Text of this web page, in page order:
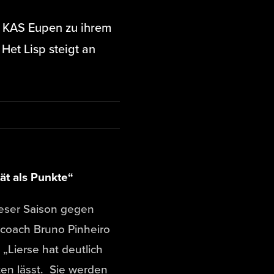
Eupen zu ihrem
Lisp steigt an
als Punkte“
Saison gegen
Bruno Pinheiro
hat deutlich
lässt. Sie werden